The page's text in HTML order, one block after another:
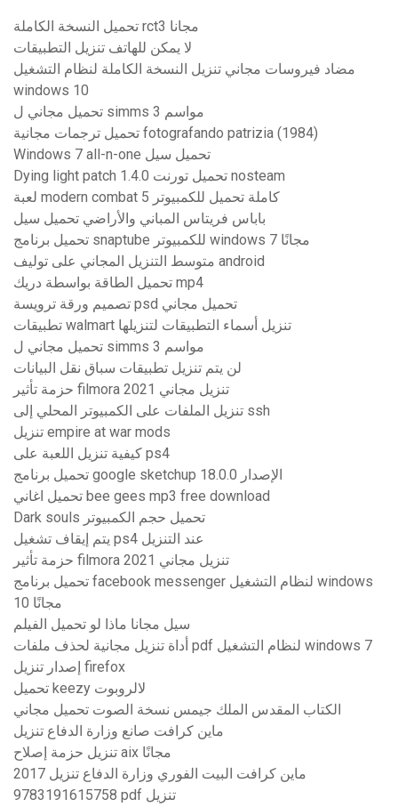
تحميل النسخة الكاملة rct3 مجانا
لا يمكن للهاتف تنزيل التطبيقات
مضاد فيروسات مجاني تنزيل النسخة الكاملة لنظام التشغيل
windows 10
تحميل مجاني ل simms 3 مواسم
تحميل ترجمات مجانية fotografando patrizia (1984)
Windows 7 all-n-one تحميل سيل
Dying light patch 1.4.0 تحميل تورنت nosteam
لعبة modern combat 5 كاملة تحميل للكمبيوتر
باباس فريتاس المباني والأراضي تحميل سيل
تحميل برنامج snaptube للكمبيوتر windows 7 مجانًا
متوسط ​​التنزيل المجاني على توليف android
تحميل الطاقة بواسطة دريك mp4
تصميم ورقة ترويسة psd تحميل مجاني
تطبيقات walmart تنزيل أسماء التطبيقات لتنزيلها
تحميل مجاني ل simms 3 مواسم
لن يتم تنزيل تطبيقات سباق نقل البيانات
حزمة تأثير filmora تنزيل مجاني 2021
تنزيل الملفات على الكمبيوتر المحلي إلى ssh
تنزيل empire at war mods
كيفية تنزيل اللعبة على ps4
تحميل برنامج google sketchup الإصدار 18.0.0
تحميل اغاني bee gees mp3 free download
Dark souls تحميل حجم الكمبيوتر
يتم إيقاف تشغيل ps4 عند التنزيل
حزمة تأثير filmora تنزيل مجاني 2021
تحميل برنامج facebook messenger لنظام التشغيل windows
10 مجانًا
سيل مجانا ماذا لو تحميل الفيلم
أداة تنزيل مجانية لحذف ملفات pdf لنظام التشغيل windows 7
إصدار تنزيل firefox
تحميل keezy لالروبوت
الكتاب المقدس الملك جيمس نسخة الصوت تحميل مجاني
ماين كرافت صانع وزارة الدفاع تنزيل
تنزيل حزمة إصلاح aix مجانًا
ماين كرافت البيت الفوري وزارة الدفاع تنزيل 2017
9783191615758 pdf تنزيل